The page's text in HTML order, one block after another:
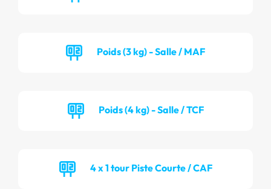
Poids (3 kg) - Salle / MAF
Poids (4 kg) - Salle / TCF
4 x 1 tour Piste Courte / CAF